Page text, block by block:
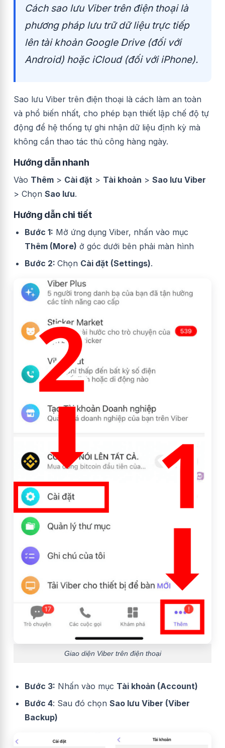
Cách sao lưu Viber trên điện thoại là
phương pháp lưu trữ dữ liệu trực tiếp
lên tài khoản Google Drive (đối với
Android) hoặc iCloud (đối với iPhone).
Sao lưu Viber trên điện thoại là cách làm an toàn
và phổ biến nhất, cho phép bạn thiết lập chế độ tự
động để hệ thống tự ghi nhận dữ liệu định kỳ mà
không cần thao tác thủ công hàng ngày.
Hướng dẫn nhanh
Vào Thêm > Cài đặt > Tài khoản > Sao lưu Viber
> Chọn Sao lưu.
Hướng dẫn chi tiết
Bước 1: Mở ứng dụng Viber, nhấn vào mục
Thêm (More) ở góc dưới bên phải màn hình
Bước 2: Chọn Cài đặt (Settings).
Giao diện Viber trên điện thoại
Bước 3: Nhấn vào mục Tài khoản (Account)
Bước 4: Sau đó chọn Sao lưu Viber (Viber
Backup)